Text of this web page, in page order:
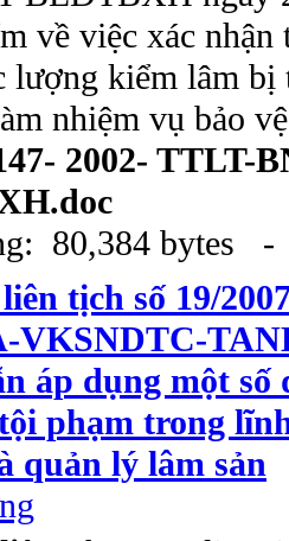
về việc xác
kiểm lâm bị
nhiệm vụ bảo
2002- TTLT-
80,384 bytes
tịch số 19/
VKSNDTC-
áp dụng một số
phạm trong
quản lý lâm sản